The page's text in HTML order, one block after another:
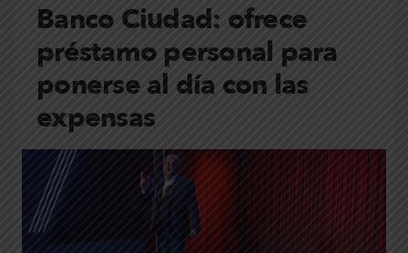
Banco Ciudad: ofrece
préstamo personal para
ponerse al día con las
expensas